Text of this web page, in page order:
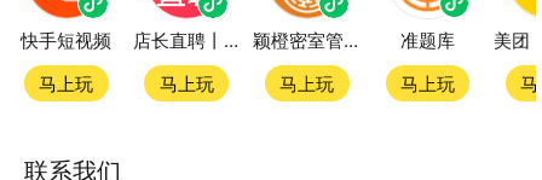
快手短视频
马上玩
店长直聘丨求职招聘找工作
马上玩
颖橙密室管家SmartOrange
马上玩
准题库
马上玩
联系我们